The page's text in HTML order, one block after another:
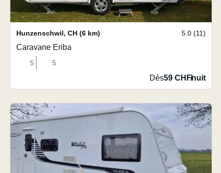
Hunzenschwil, CH (6 km) 5.0 (11)
Caravane Eriba
5 5
Dès59 CHF/nuit